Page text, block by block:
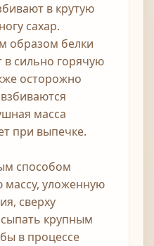
в крутую
сахар.
образом белки
сильно горячую
осторожно
масса
при выпечке.
способом
уложенную
сверху
крупным
в процессе